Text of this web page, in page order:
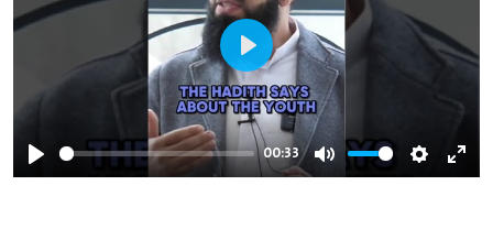
Play
00:33
Mute Settings
Play